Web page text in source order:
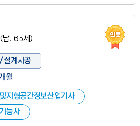
(남, 65세)
설계시공
월
지형공간정보산업기사
능사